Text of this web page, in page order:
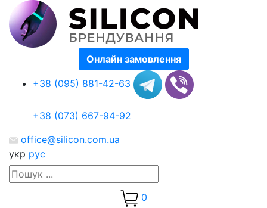
Онлайн замовлення
+38 (095) 881-42-63
+38 (073) 667-94-92
office@silicon.com.ua
укр рус
0